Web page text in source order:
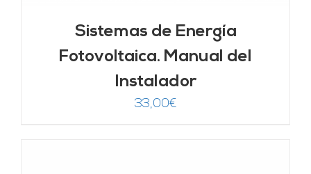
Sistemas de Energía
Fotovoltaica. Manual del
Instalador
33,00€